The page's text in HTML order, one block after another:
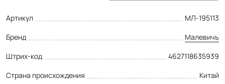
Артикул
МЛ-195113
Бренд
Малевичъ
Штрих-код
4627118635939
Страна происхождения
Китай